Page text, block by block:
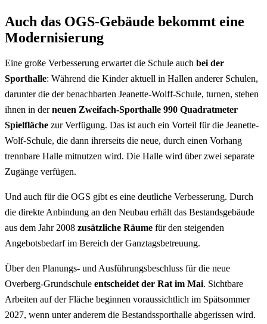
Auch das OGS-Gebäude bekommt eine
Modernisierung
Eine große Verbesserung erwartet die Schule auch bei der
Sporthalle: Während die Kinder aktuell in Hallen anderer Schulen,
darunter die der benachbarten Jeanette-Wolff-Schule, turnen, stehen
ihnen in derneuen Zweifach-Sporthalle 990 Quadratmeter
Spielfläche zur Verfügung. Das ist auch ein Vorteil für die Jeanette-
Wolf-Schule, die dann ihrerseits die neue, durch einen Vorhang
trennbare Halle mitnutzen wird. Die Halle wird über zwei separate
Zugänge verfügen.
Und auch für die OGS gibt es eine deutliche Verbesserung. Durch
die direkte Anbindung an den Neubau erhält das Bestandsgebäude
aus dem Jahr 2008 zusätzliche Räume für den steigenden
Angebotsbedarf im Bereich der Ganztagsbetreuung.
Über den Planungs- und Ausführungsbeschluss für die neue
Overberg-Grundschule entscheidet der Rat im Mai. Sichtbare
Arbeiten auf der Fläche beginnen voraussichtlich im Spätsommer
2027, wenn unter anderem die Bestandssporthalle abgerissen wird.